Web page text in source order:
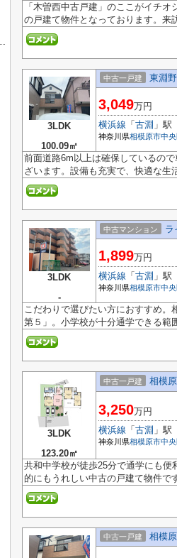
「木曽西中古戸建」のここがイチ
の戸建て物件となっております。来
3LDK
100.09㎡
中古一戸建 東淵
3,049万円
横浜線 「 古淵 」駅
神奈川県相模原市中央
前面道路6m以上は確保しているの
ざいます。設備も充実で、快適な生
3LDK
-
中古マンション ラ
1,899万円
横浜線 「 古淵 」駅
神奈川県相模原市中央
こだわりで選びたい方におすすめ。
第５」。小学校が十分通学できる範
3LDK
123.20㎡
中古一戸建 相模
3,250万円
横浜線 「 古淵 」駅
神奈川県相模原市中央
共和中学校が徒歩25分で通学にも
的にもうれしい中古の戸建て物件で
中古一戸建 相模